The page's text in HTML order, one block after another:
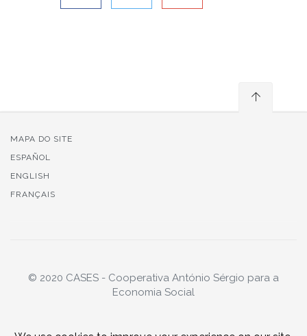
MAPA DO SITE
ESPAÑOL
ENGLISH
FRANÇAIS
© 2020 CASES - Cooperativa António Sérgio para a
Economia Social